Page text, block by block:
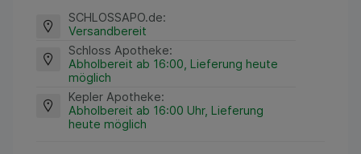
SCHLOSSAPO.de:
Versandbereit
Schloss Apotheke:
Abholbereit ab 16:00, Lieferung heute
möglich
Kepler Apotheke:
Abholbereit ab 16:00 Uhr, Lieferung
heute möglich